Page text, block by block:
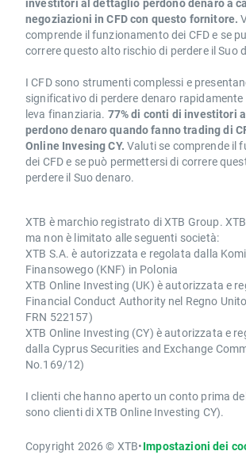
negoziazioni in CFD con questo fornitore.
comprende il funzionamento dei CFD e se
correre questo alto rischio di perdere il Suo
I CFD sono strumenti complessi e
significativo di perdere denaro rapidamente
leva finanziaria. 77% di conti di investitori
perdono denaro quando fanno trading di
Online Invesing CY. Valuti se comprende il
dei CFD e se può permettersi di correre
perdere il Suo denaro.
XTB è marchio registrato di XTB Group.
ma non è limitato alle seguenti società:
XTB S.A. è autorizzata e regolata dalla
Finansowego (KNF) in Polonia
XTB Online Investing (UK) è autorizzata e
Financial Conduct Authority nel Regno
FRN 522157)
XTB Online Investing (CY) è autorizzata e
dalla Cyprus Securities and Exchange
No.169/12)
I clienti che hanno aperto un conto prima
sono clienti di XTB Online Investing CY).
Copyright 2026 © XTB•Impostazioni dei